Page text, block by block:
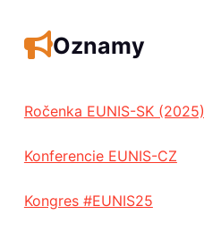
Oznamy
Ročenka EUNIS-SK (2025)
Konferencie EUNIS-CZ
Kongres #EUNIS25